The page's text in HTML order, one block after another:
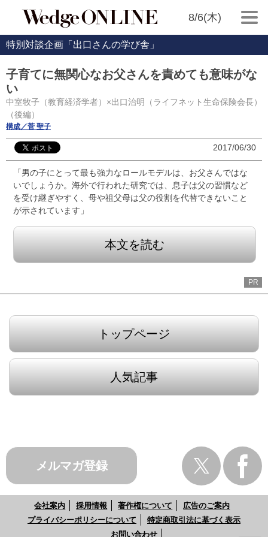
8/6(木)
特別対談企画「出口さんの学び舎」
子育てに無関心なお父さんを責めても意味がな
い
中室牧子（教育経済学者）×出口治明（ライフネット生命保険会長）
（後編）
構成／菅 聖子
2017/06/30
「男の子にとって最も強力なロールモデルは、お父さんではな
いでしょうか。海外で行われた研究では、息子は父の習慣など
を受け継ぎやすく、母や祖父母は父の役割を代替できないこと
が示されています」
本文を読む
PR
トップページ
人気記事
メルマガ登録
会社案内 採用情報 著作権について
広告のご案内
プライバシーポリシーについて
特定商取引法に基づく表示
お問い合わせ